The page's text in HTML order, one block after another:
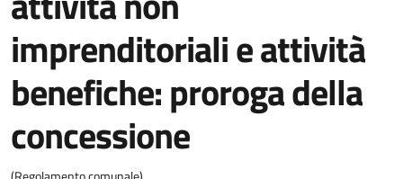
imprenditoriali e attività
benefiche: proroga della
concessione